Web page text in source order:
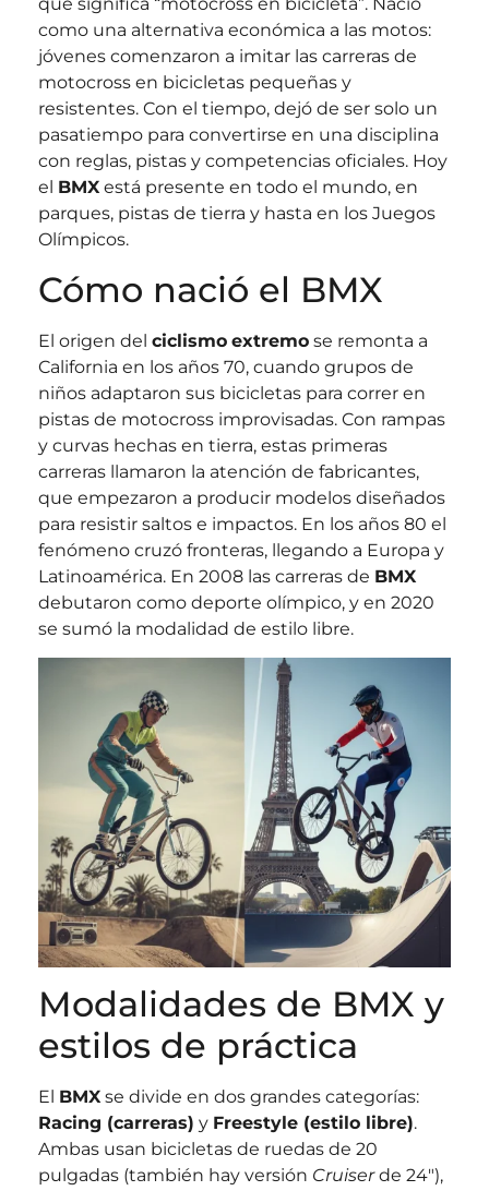
que significa “motocross en bicicleta”. Nació
como una alternativa económica a las motos:
jóvenes comenzaron a imitar las carreras de
motocross en bicicletas pequeñas y
resistentes. Con el tiempo, dejó de ser solo un
pasatiempo para convertirse en una disciplina
con reglas, pistas y competencias oficiales. Hoy
el BMX está presente en todo el mundo, en
parques, pistas de tierra y hasta en los Juegos
Olímpicos.
Cómo nació el BMX
El origen del ciclismo extremo se remonta a
California en los años 70, cuando grupos de
niños adaptaron sus bicicletas para correr en
pistas de motocross improvisadas. Con rampas
y curvas hechas en tierra, estas primeras
carreras llamaron la atención de fabricantes,
que empezaron a producir modelos diseñados
para resistir saltos e impactos. En los años 80 el
fenómeno cruzó fronteras, llegando a Europa y
Latinoamérica. En 2008 las carreras de BMX
debutaron como deporte olímpico, y en 2020
se sumó la modalidad de estilo libre.
Modalidades de BMX y
estilos de práctica
El BMX se divide en dos grandes categorías:
Racing (carreras) y Freestyle (estilo libre).
Ambas usan bicicletas de ruedas de 20
pulgadas (también hay versión Cruiserde 24″),